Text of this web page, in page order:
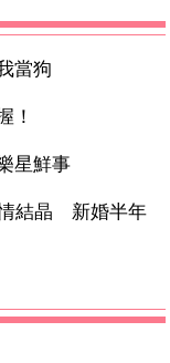
當狗
！
星鮮事
結晶 新婚半年